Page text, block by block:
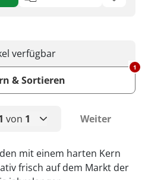
verfügbar
von 1 Weiter
& Sortieren
1
mit einem harten Kern
frisch auf dem Markt der